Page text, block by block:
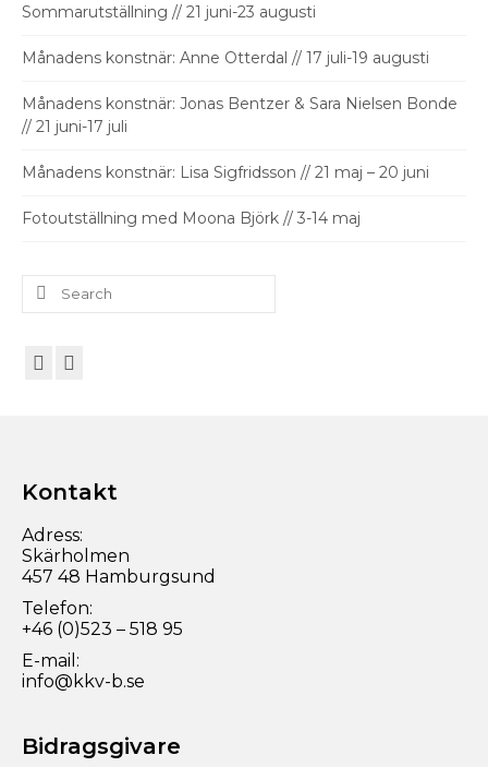
Sommarutställning // 21 juni-23 augusti
Månadens konstnär: Anne Otterdal // 17 juli-19 augusti
Månadens konstnär: Jonas Bentzer & Sara Nielsen Bonde
// 21 juni-17 juli
Månadens konstnär: Lisa Sigfridsson // 21 maj – 20 juni
Fotoutställning med Moona Björk // 3-14 maj
Search
for:
Kontakt
Adress:
Skärholmen
457 48 Hamburgsund
Telefon:
+46 (0)523 – 518 95
E-mail:
info@kkv-b.se
Bidragsgivare